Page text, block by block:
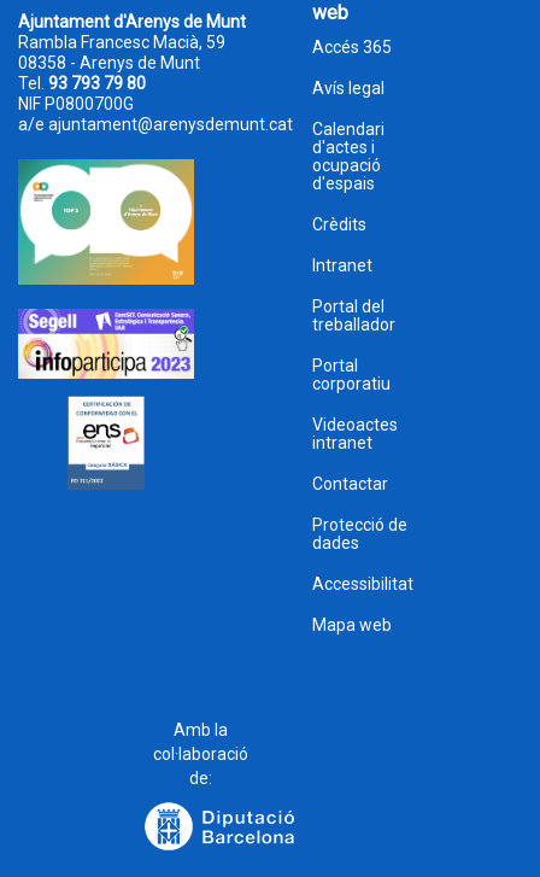
Ajuntament d'Arenys de Munt
Rambla Francesc Macià, 59
08358 - Arenys de Munt
Tel. 93 793 79 80
NIF P0800700G
a/e ajuntament@arenysdemunt.cat
web
Accés 365
Avís legal
Calendari
d'actes i
ocupació
d'espais
Crèdits
Intranet
Portal del
treballador
Portal
corporatiu
Videoactes
intranet
Contactar
Protecció de
dades
Accessibilitat
Mapa web
Amb la
col·laboració
de: